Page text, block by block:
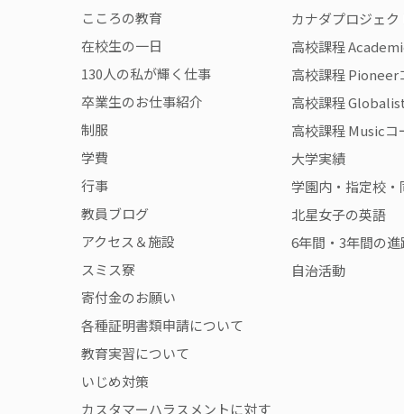
こころの教育
在校生の一日
130人の私が輝く仕事
卒業生のお仕事紹介
制服
学費
行事
教員ブログ
アクセス＆施設
スミス寮
寄付金のお願い
各種証明書類申請について
教育実習について
いじめ対策
カスタマーハラスメントに対す
カナダプロジェク
高校課程
高校課程 Pioneer
高校課程
高校課程 Musicコ
大学実績
学園内・指定校
北星女子の英語
6年間・3年間の
自治活動